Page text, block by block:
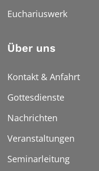
Euchariuswerk
Über uns
Kontakt & Anfahrt
Gottesdienste
Nachrichten
Veranstaltungen
Seminarleitung